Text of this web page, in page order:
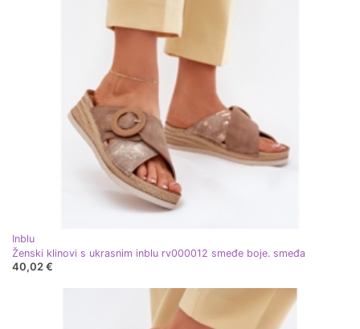
Inblu
Ženski klinovi s ukrasnim inblu rv000012 smeđe boje. smeđa
40,02 €